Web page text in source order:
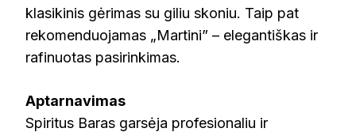
klasikinis gėrimas su giliu skoniu. Taip pat
rekomenduojamas „Martini” – elegantiškas ir
rafinuotas pasirinkimas.
Aptarnavimas
Spiritus Baras garsėja profesionaliu ir